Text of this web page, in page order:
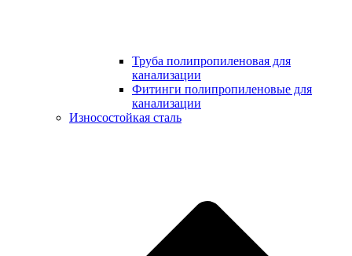
Труба полипропиленовая для
канализации
Фитинги полипропиленовые для
канализации
Износостойкая сталь